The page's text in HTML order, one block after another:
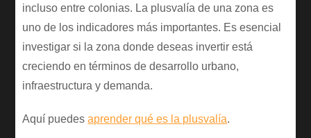
incluso entre colonias. La plusvalía de una zona es
uno de los indicadores más importantes. Es esencial
investigar si la zona donde deseas invertir está
creciendo en términos de desarrollo urbano,
infraestructura y demanda.
Aquí puedesaprender qué es la plusvalía.